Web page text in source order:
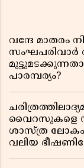
വന്ദേ മാതരം
സംഘപരിവാർ
പാരമ്പര്യം?
വൈറസുകളെ
ശാസ്ത്ര
വലിയ